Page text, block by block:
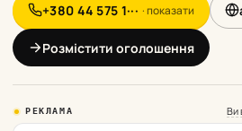
+380 44 575 1··· · показати
Розмістити оголошення
РЕКЛАМА Ви